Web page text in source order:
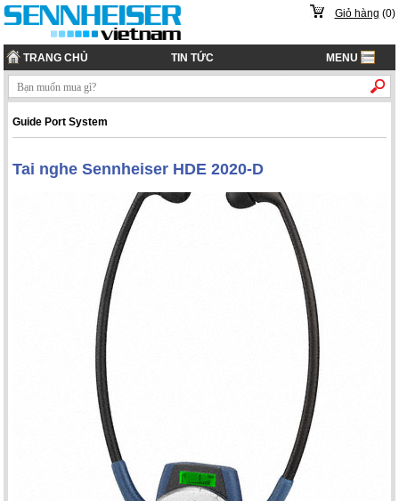
Giỏ hàng (0)
TRANG CHỦ TIN TỨC MENU
Guide Port System
Tai nghe Sennheiser HDE 2020-D